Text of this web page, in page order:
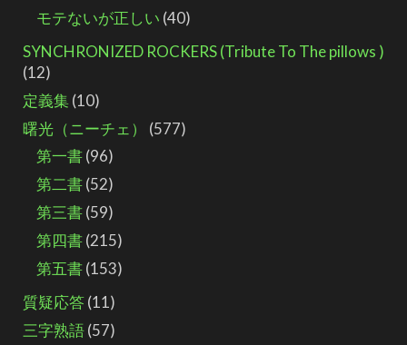
モテないが正しい (40)
SYNCHRONIZED ROCKERS (Tribute To The pillows )
(12)
定義集(10)
曙光（ニーチェ）
(577)
第一書(96)
第二書(52)
第三書(59)
第四書(215)
第五書(153)
質疑応答(11)
三字熟語(57)